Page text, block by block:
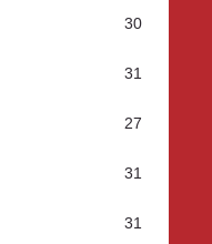
30
31
27
31
31